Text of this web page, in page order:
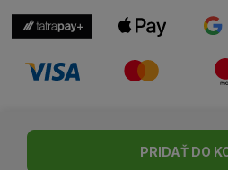
PRIDAŤ DO
| © Všetky
by